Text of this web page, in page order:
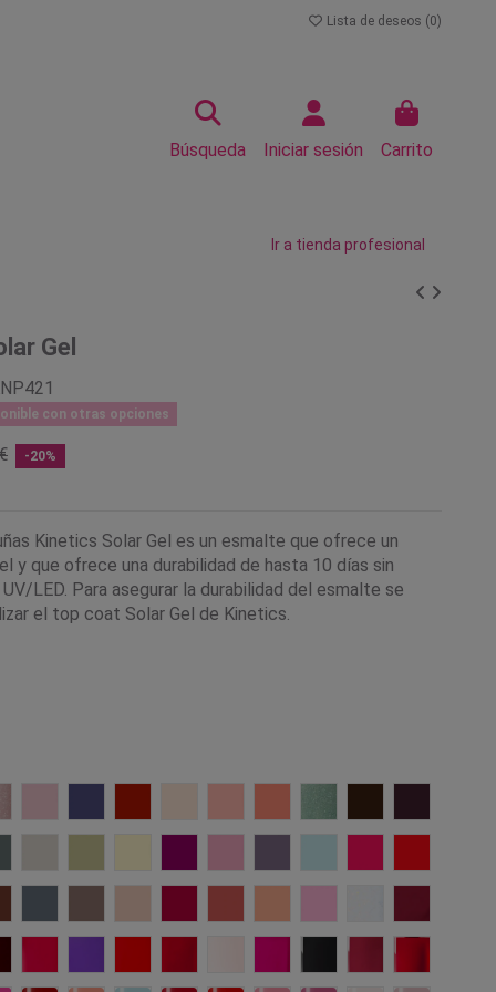
Lista de deseos (0)
Búsqueda Iniciar sesión Carrito
Ir a tienda profesional
Gel
con otras opciones
-20%
Kinetics Solar Gel es un esmalte que ofrece un
y que ofrece una durabilidad de hasta 10 días sin
LED. Para asegurar la durabilidad del esmalte se
el top coat Solar Gel de Kinetics.
335 One Night Girl
313 Giselle208 Jazz Lips188 Jet Black
077 Imperial